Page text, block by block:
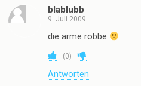
blablubb
9. Juli 2009
die arme robbe
(0)
Antworten